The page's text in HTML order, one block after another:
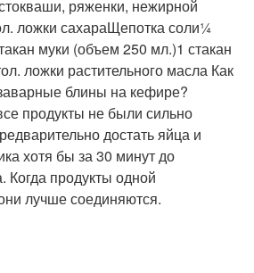
ряженки, нежирной
ложки сахараЩепотка соли¼
муки (объем 250 мл.)1 стакан
ложки растительного масла Как
блины на кефире?
продукты не были сильно
достать яйца и
хотя бы за 30 минут до
Когда продукты одной
лучше соединяются.